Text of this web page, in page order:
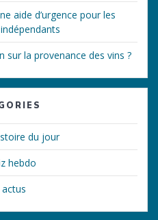
aide d’urgence pour les
sur la provenance des vins ?
du jour
hebdo
actus